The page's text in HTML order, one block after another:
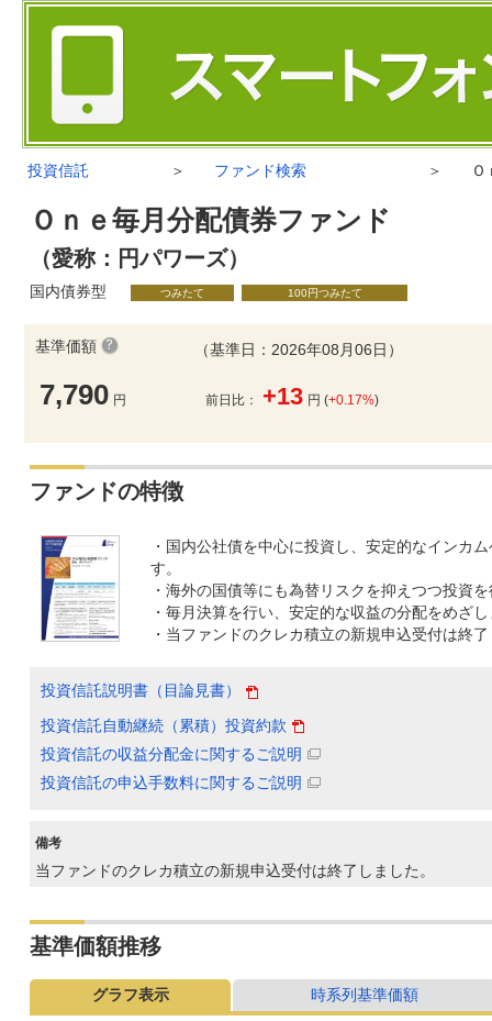
投資信託 ＞ ファンド検索 ＞
Ｏｎｅ毎月分配債券ファンド
（愛称：円パワーズ）
国内債券型 つみたて 100円つみたて
基準価額
7,790 円
（基準日：2026年08月06日）
前日比： +13 円 (+0.17%)
ファンドの特徴
・国内公社債を中心に投資し、安定的なインカ
す。
・海外の国債等にも為替リスクを抑えつつ投資
・毎月決算を行い、安定的な収益の分配をめざ
・当ファンドのクレカ積立の新規申込受付は終
投資信託説明書（目論見書）
投資信託自動継続（累積）投資約款
投資信託の収益分配金に関するご説明
投資信託の申込手数料に関するご説明
備考
当ファンドのクレカ積立の新規申込受付は終了しました。
基準価額推移
グラフ表示 時系列基準価額